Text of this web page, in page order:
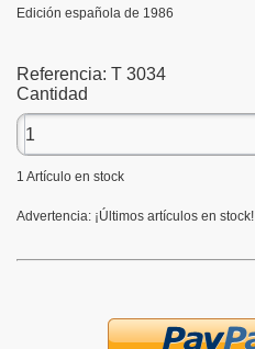
Edición española de 1986
Referencia: T 3034
Cantidad
1 Artículo en stock
Advertencia: ¡Últimos artículos en stock!